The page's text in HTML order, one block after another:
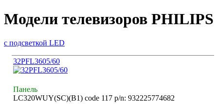
Модели телевизоров PHILIPS
с подсветкой LED
32PFL3605/60
Панель
LC320WUY(SC)(B1) code 117 p/n: 932225774682